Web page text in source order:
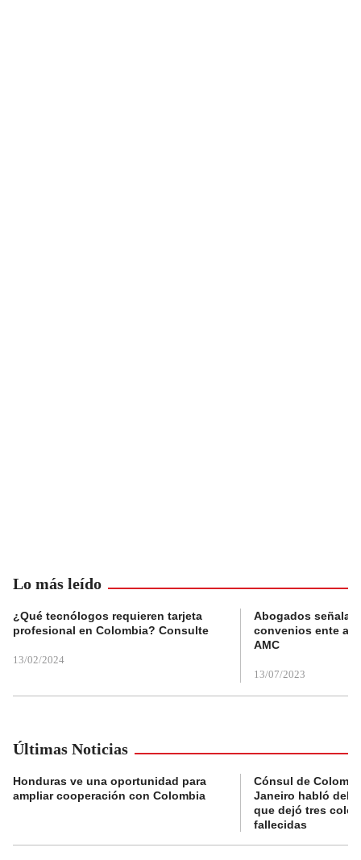
Lo más leído
¿Qué tecnólogos requieren tarjeta
profesional en Colombia? Consulte
13/02/2024
Abogados
convenios ente
AMC
13/07/2023
Últimas Noticias
Honduras ve una oportunidad para
ampliar cooperación con Colombia
Cónsul de
Janeiro habló del
que dejó tres
fallecidas